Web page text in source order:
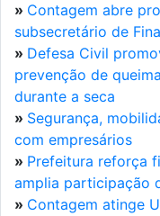
» Contagem abre
subsecretário de
» Defesa Civil
prevenção de
durante a seca
» Segurança,
com empresários
» Prefeitura reforça
amplia participação
» Contagem atinge